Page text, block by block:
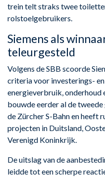
trein telt straks twee
rolstoelgebruikers.
Siemens als
teleurgesteld
Volgens de SBB scoorde
criteria voor investerings-
energieverbruik, onderhoud
bouwde eerder al de
de Zürcher S-Bahn en heeft
projecten in Duitsland,
Verenigd Koninkrijk.
De uitslag van de
leidde tot een scherpe